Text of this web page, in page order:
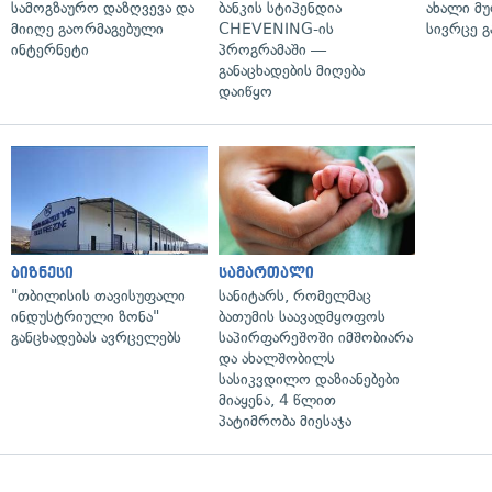
სამოგზაურო დაზღვევა და
მიიღე გაორმაგებული
ინტერნეტი
ბანკის სტიპენდია
CHEVENING-ის
პროგრამაში —
განაცხადების მიღება
დაიწყო
ახალი
სივრცე
ბიზნესი
"თბილისის თავისუფალი
ინდუსტრიული ზონა"
განცხადებას ავრცელებს
სამართალი
სანიტარს, რომელმაც
ბათუმის საავადმყოფოს
საპირფარეშოში იმშობიარა
და ახალშობილს
სასიკვდილო დაზიანებები
მიაყენა, 4 წლით
პატიმრობა მიესაჯა